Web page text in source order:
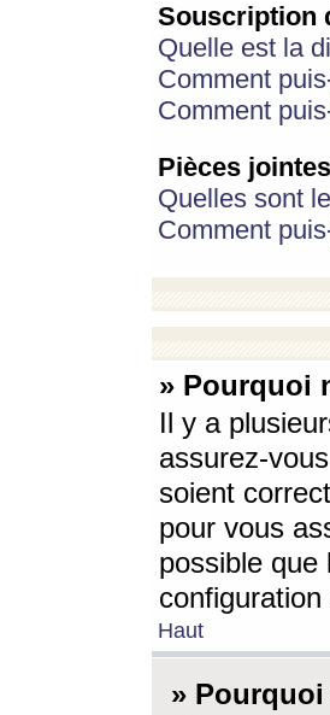
Souscription
Quelle est la
Comment
Comment
Pièces jointes
Quelles sont
Comment
» Pourquoi
Il y a
assurez-
soient
pour vous
possible que
Haut
»